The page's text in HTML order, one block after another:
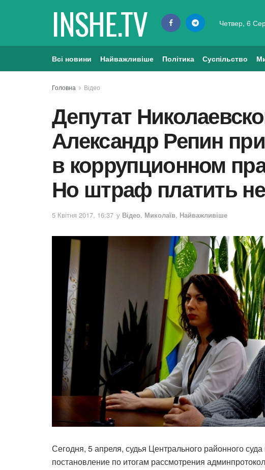
INSHE.TV Четвер, 6
Всі новини Найважливіше Політика Суспільство
Головна Відео
Депутат
Александр Репин
в коррупционном
Но штраф платить
5 Квітня 2017, 16:37 у Відео, Миколаїв, Найважливіше
Сегодня, 5 апреля, судья Центрального районного
постановление по итогам рассмотрения